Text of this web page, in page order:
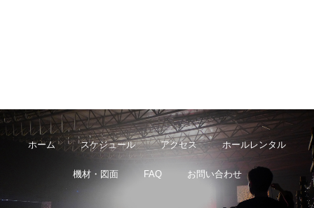
ホーム スケジュール アクセス ホールレンタル
機材・図面 FAQ お問い合わせ